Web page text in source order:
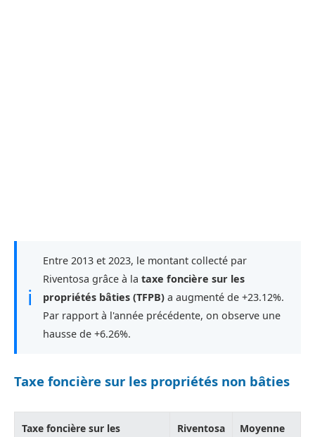
ℹ
Entre 2013 et 2023, le montant collecté par
Riventosa grâce à la taxe foncière sur les
propriétés bâties (TFPB) a augmenté de +23.12%.
Par rapport à l'année précédente, on observe une
hausse de +6.26%.
Taxe foncière sur les propriétés non bâties
Taxe foncière sur les Riventosa Moyenne